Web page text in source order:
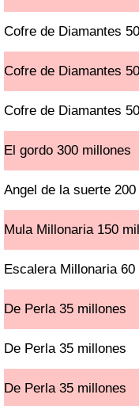
Cofre de Diamantes
Cofre de Diamantes
Cofre de Diamantes
El gordo 300 millones
Angel de la suerte
Mula Millonaria 150
Escalera Millonaria 60
De Perla 35 millones
De Perla 35 millones
De Perla 35 millones